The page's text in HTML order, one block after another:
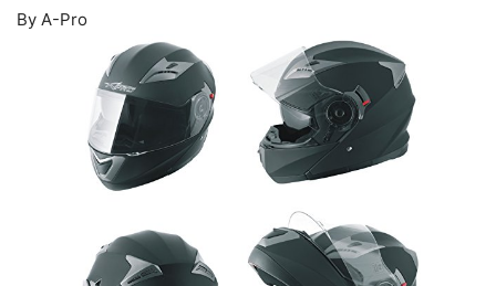
By A-Pro